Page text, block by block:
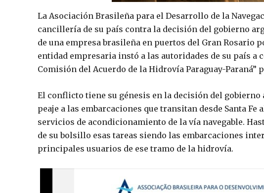
La Asociación Brasileña para el Desarrollo de la
cancillería de su país contra la decisión del gobierno
de una empresa brasileña en puertos del Gran Rosario
entidad empresaria instó a las autoridades de su país
Comisión del Acuerdo de la Hidrovía Paraguay-
El conflicto tiene su génesis en la decisión del
peaje a las embarcaciones que transitan desde Santa
servicios de acondicionamiento de la vía navegable.
de su bolsillo esas tareas siendo las embarcaciones
principales usuarios de ese tramo de la hidrovía.